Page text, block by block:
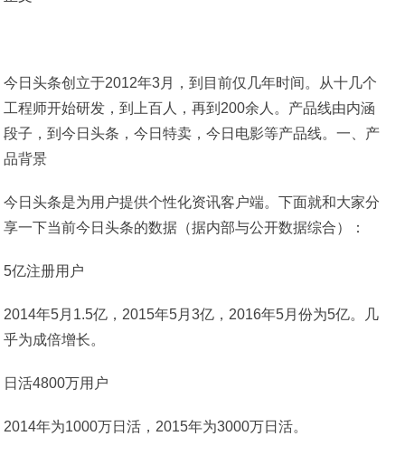
今日头条创立于2012年3月，到目前仅几年时间。从十几个
工程师开始研发，到上百人，再到200余人。产品线由内涵
段子，到今日头条，今日特卖，今日电影等产品线。一、产
品背景
今日头条是为用户提供个性化资讯客户端。下面就和大家分
享一下当前今日头条的数据（据内部与公开数据综合）：
5亿注册用户
2014年5月1.5亿，2015年5月3亿，2016年5月份为5亿。几
乎为成倍增长。
日活4800万用户
2014年为1000万日活，2015年为3000万日活。